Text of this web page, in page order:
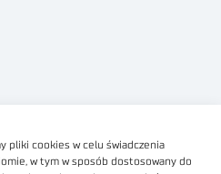
pliki cookies w celu świadczenia
w tym w sposób dostosowany do